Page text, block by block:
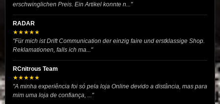
erschwinglichen Preis. Ein Artikel konnte n..."
RADAR
★★★★★
"Für mich ist Drift Communication der einzig faire und erstklassige Shop.
Reklamationen, falls ich ma..."
RCnitrous Team
★★★★★
"A minha experiência foi só pela loja Online devido a distância, mas para
mim uma loja de confiança, ..."